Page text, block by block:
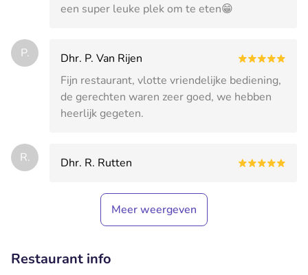
een super leuke plek om te eten😁
P.
Dhr. P. Van Rijen
Fijn restaurant, vlotte vriendelijke bediening,
de gerechten waren zeer goed, we hebben
heerlijk gegeten.
R. Dhr. R. Rutten
Meer weergeven
Restaurant info